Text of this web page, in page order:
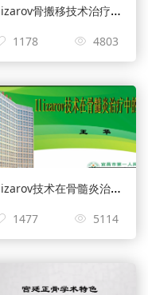
Ilizarov骨搬移技术治疗骨不连骨缺损——杨华清
1178 4803
Ilizarov技术在骨髓炎治疗中的应用——王华
1477 5114